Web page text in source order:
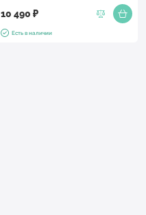
10 490 ₽
Есть в наличии